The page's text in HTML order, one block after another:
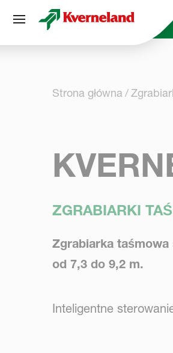
Strona główna
ZGRABIARKI
Zgrabiarka
od 7,3 do 9,2 m.
Inteligentne
Panel zarządzania plikami cookies